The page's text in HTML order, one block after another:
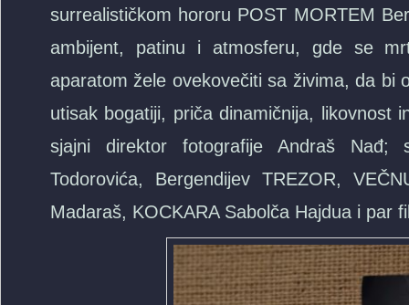
surrealističkom hororu POST MORTEM
ambijent, patinu i atmosferu, gde se
aparatom žele ovekovečiti sa živima, da bi
utisak bogatiji, priča dinamičnija, likovnost
sjajni direktor fotografije Andraš Nađ;
Todorovića, Bergendijev TREZOR,
Madaraš, KOCKARA Sabolča Hajdua i par